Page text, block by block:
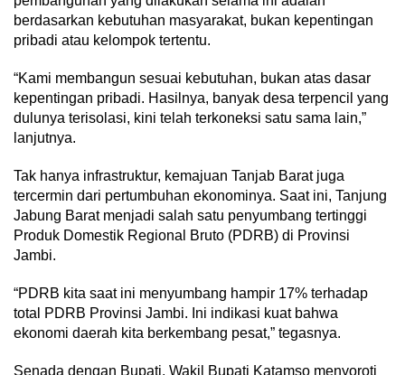
berdasarkan kebutuhan masyarakat, bukan kepentingan
pribadi atau kelompok tertentu.
“Kami membangun sesuai kebutuhan, bukan atas dasar
kepentingan pribadi. Hasilnya, banyak desa terpencil yang
dulunya terisolasi, kini telah terkoneksi satu sama lain,”
lanjutnya.
Tak hanya infrastruktur, kemajuan Tanjab Barat juga
tercermin dari pertumbuhan ekonominya. Saat ini, Tanjung
Jabung Barat menjadi salah satu penyumbang tertinggi
Produk Domestik Regional Bruto (PDRB) di Provinsi
Jambi.
“PDRB kita saat ini menyumbang hampir 17% terhadap
total PDRB Provinsi Jambi. Ini indikasi kuat bahwa
ekonomi daerah kita berkembang pesat,” tegasnya.
Senada dengan Bupati, Wakil Bupati Katamso menyoroti